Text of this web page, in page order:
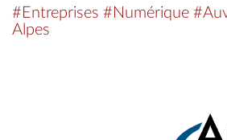
#Entreprises #Numérique
Alpes